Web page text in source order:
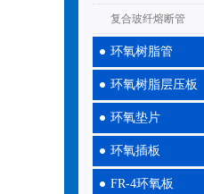
复合玻纤熔断管
环氧树脂管
环氧树脂层压板
环氧垫片
环氧插板
FR-4环氧板